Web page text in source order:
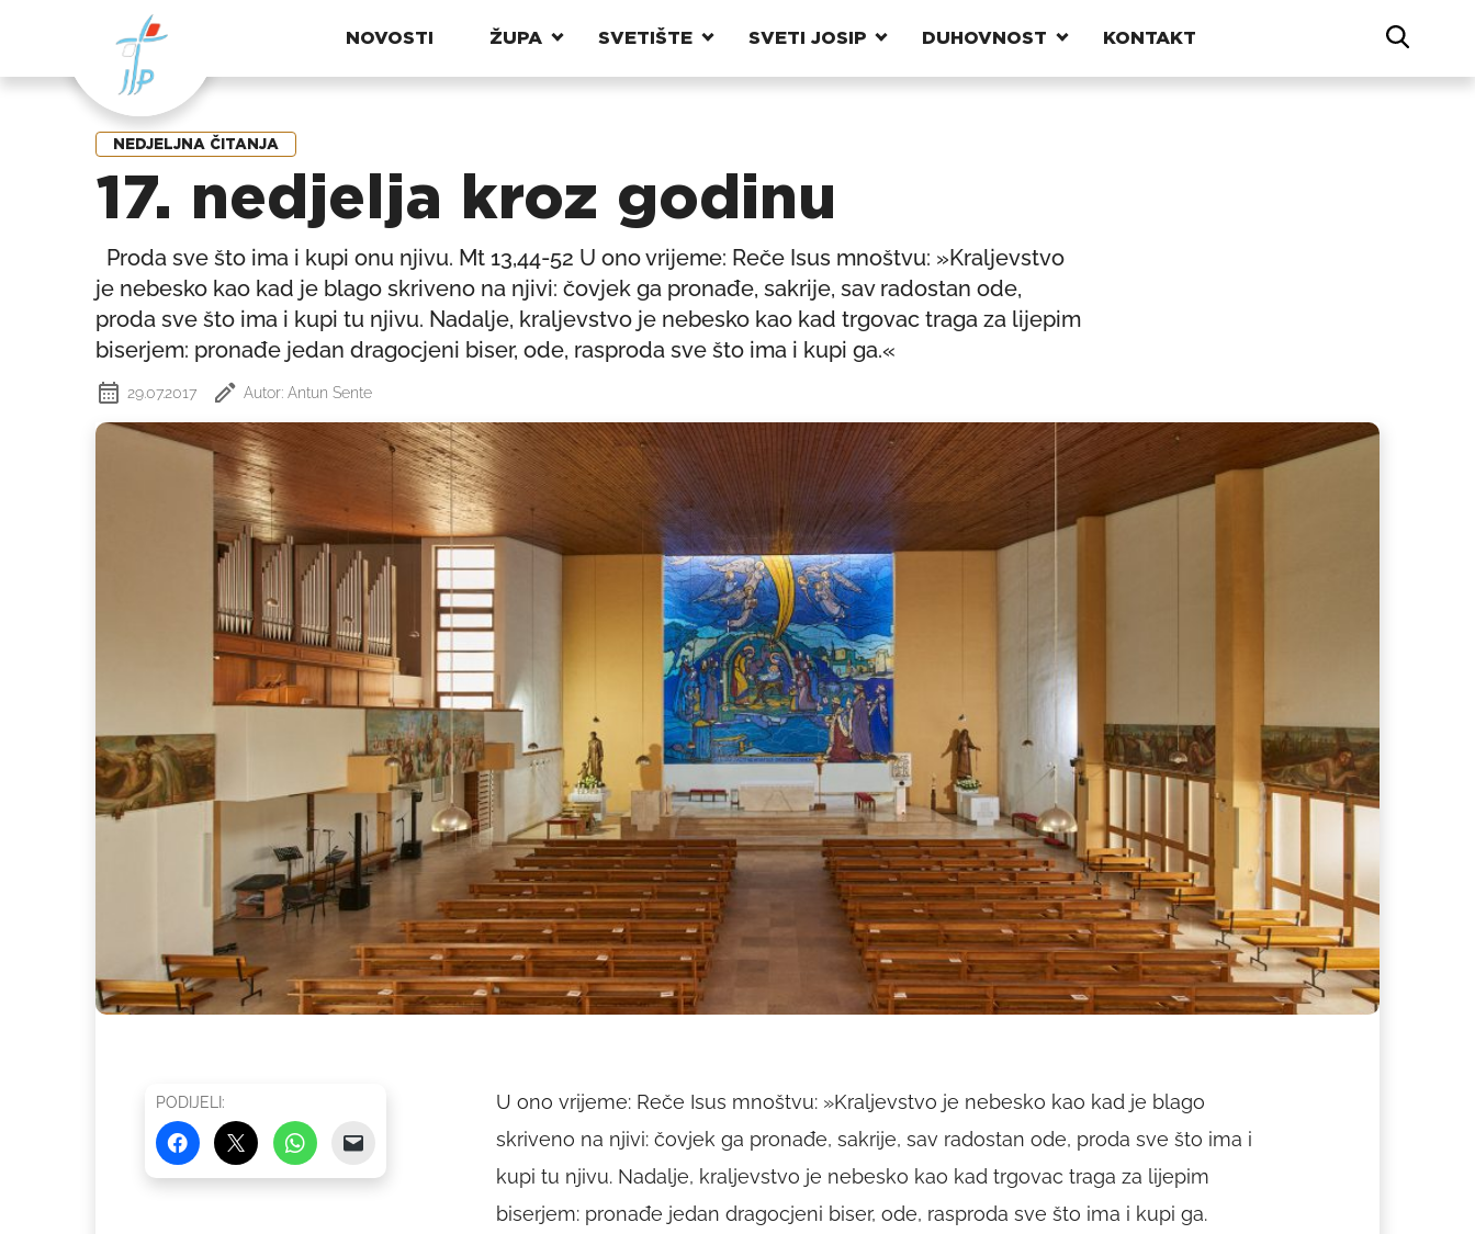
NOVOSTI ŽUPA SVETIŠTE SVETI JOSIP DUHOVNOST KONTAKT
NEDJELJNA ČITANJA
17. nedjelja kroz godinu
Proda sve što ima i kupi onu njivu. Mt 13,44-52 U ono vrijeme: Reče Isus mnoštvu: »Kraljevstvo
je nebesko kao kad je blago skriveno na njivi: čovjek ga pronađe, sakrije, sav radostan ode,
proda sve što ima i kupi tu njivu. Nadalje, kraljevstvo je nebesko kao kad trgovac traga za lijepim
biserjem: pronađe jedan dragocjeni biser, ode, rasproda sve što ima i kupi ga.«
29.07.2017 Autor: Antun Sente
PODIJELI:
U ono vrijeme: Reče Isus mnoštvu: »Kraljevstvo je nebesko kao kad je blago
skriveno na njivi: čovjek ga pronađe, sakrije, sav radostan ode, proda sve što ima i
kupi tu njivu. Nadalje, kraljevstvo je nebesko kao kad trgovac traga za lijepim
biserjem: pronađe jedan dragocjeni biser, ode, rasproda sve što ima i kupi ga.